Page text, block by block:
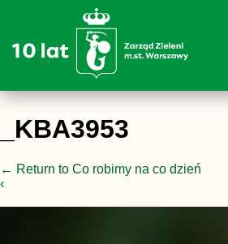
_KBA3953
← Return to Co robimy na co dzień
‹